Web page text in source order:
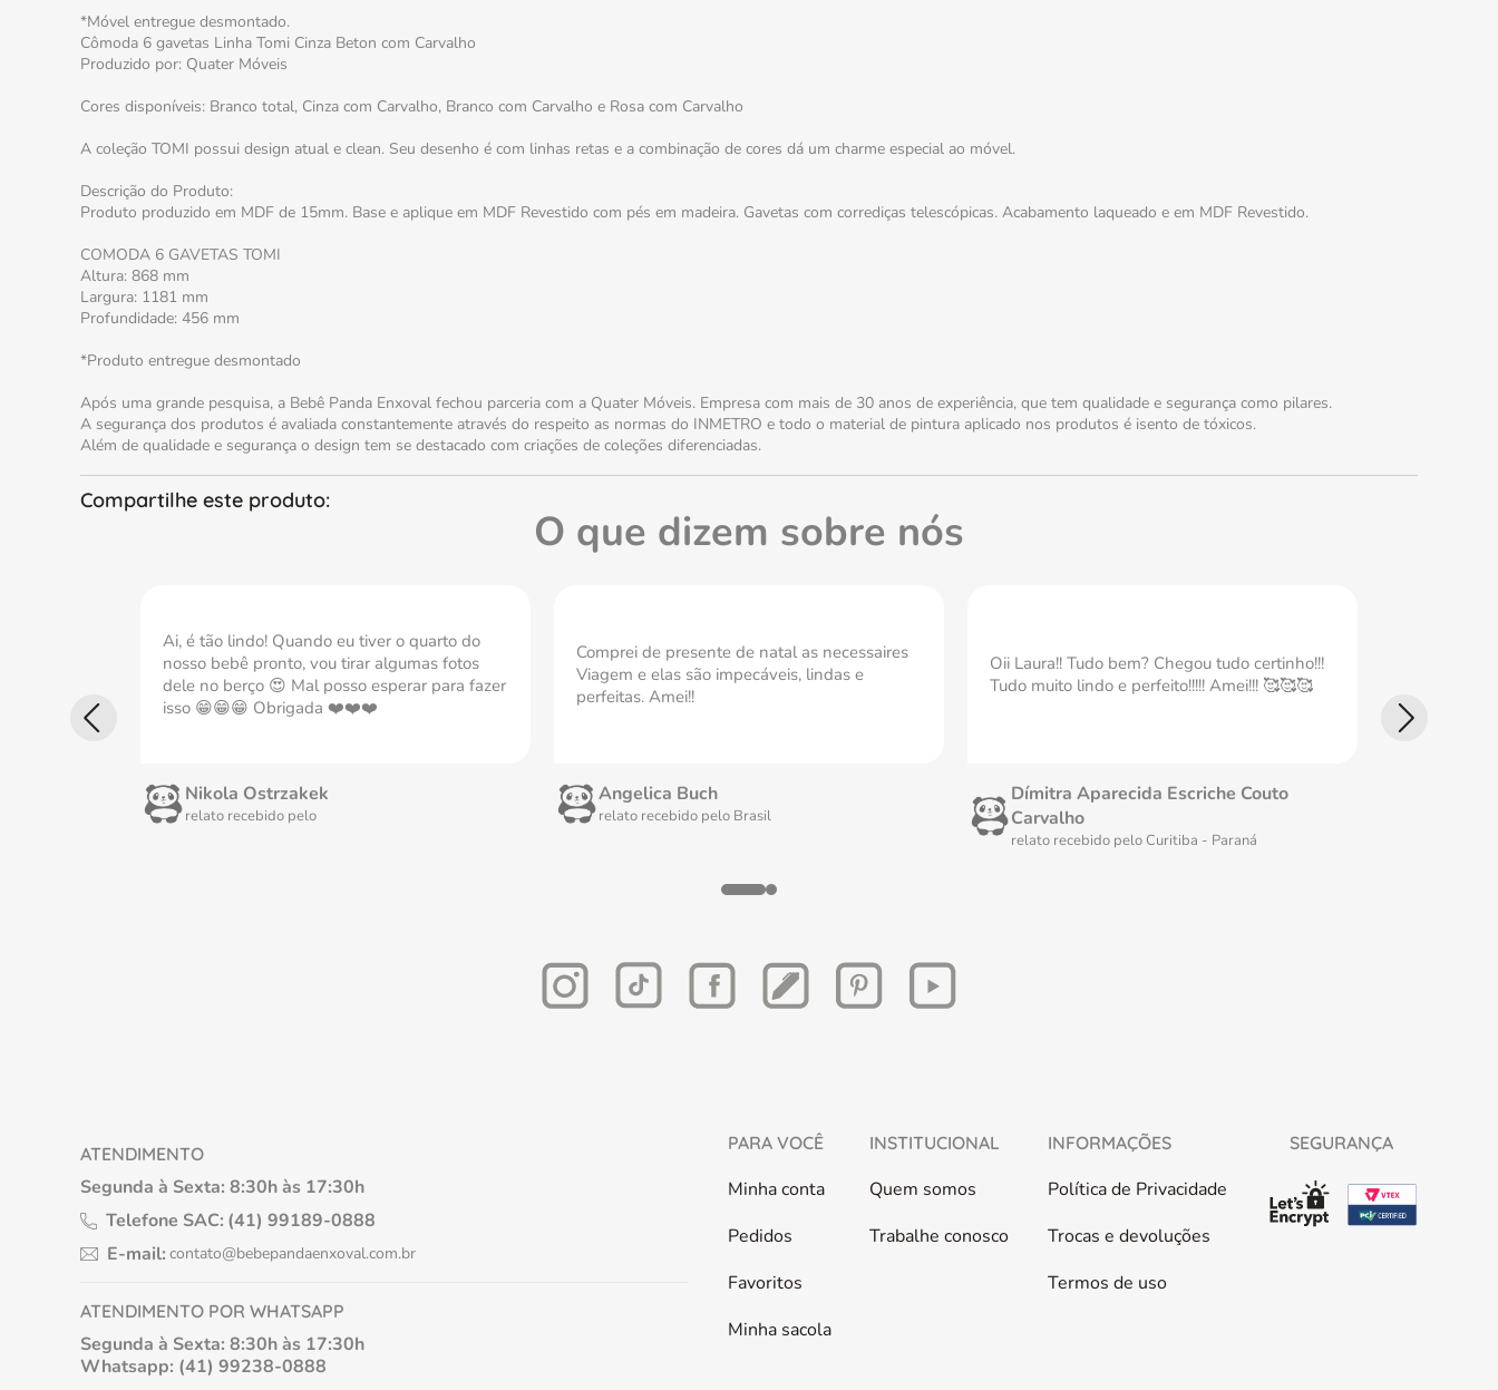
*Móvel entregue desmontado.
Cômoda 6 gavetas Linha Tomi Cinza Beton com Carvalho
Produzido por: Quater Móveis
Cores disponíveis: Branco total, Cinza com Carvalho, Branco com Carvalho e Rosa com Carvalho
A coleção TOMI possui design atual e clean. Seu desenho é com linhas retas e a combinação de cores dá um charme especial ao móvel.
Descrição do Produto:
Produto produzido em MDF de 15mm. Base e aplique em MDF Revestido com pés em madeira. Gavetas com corrediças telescópicas. Acabamento laqueado e em MDF Revestido.
COMODA 6 GAVETAS TOMI
Altura: 868 mm
Largura: 1181 mm
Profundidade: 456 mm
*Produto entregue desmontado
Após uma grande pesquisa, a Bebê Panda Enxoval fechou parceria com a Quater Móveis. Empresa com mais de 30 anos de experiência, que tem qualidade e segurança como pilares.
A segurança dos produtos é avaliada constantemente através do respeito as normas do INMETRO e todo o material de pintura aplicado nos produtos é isento de tóxicos.
Além de qualidade e segurança o design tem se destacado com criações de coleções diferenciadas.
O que dizem sobre nós
Ai, é tão lindo! Quando eu tiver o quarto do
nosso bebê pronto, vou tirar algumas fotos
dele no berço 😍 Mal posso esperar para fazer
isso 😁😁😁 Obrigada ❤️❤️❤️
Nikola Ostrzakek
relato recebido pelo
Comprei de presente de natal as necessaires
Viagem e elas são impecáveis, lindas e
perfeitas. Amei!!
Angelica Buch
relato recebido pelo Brasil
Oii Laura!! Tudo bem? Chegou tudo certinho!!!
Tudo muito lindo e perfeito!!!!! Amei!!! 🥰🥰🥰
Dímitra Aparecida Escriche Couto
Carvalho
relato recebido pelo Curitiba - Paraná
ATENDIMENTO
Segunda à Sexta: 8:30h às 17:30h
Telefone SAC: (41) 99189-0888
E-mail: contato@bebepandaenxoval.com.br
ATENDIMENTO POR WHATSAPP
Segunda à Sexta: 8:30h às 17:30h
Whatsapp: (41) 99238-0888
PARA VOCÊ
Minha conta
Pedidos
Favoritos
Minha sacola
INSTITUCIONAL
Quem somos
Trabalhe conosco
INFORMAÇÕES
Política de Privacidade
Trocas e devoluções
Termos de uso
SEGURANÇA